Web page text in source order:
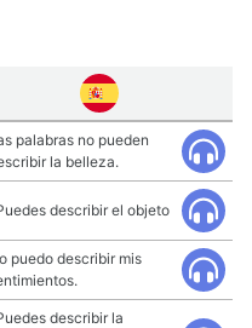
palabras no pueden
la belleza.
describir el objeto
puedo describir mis
describir la